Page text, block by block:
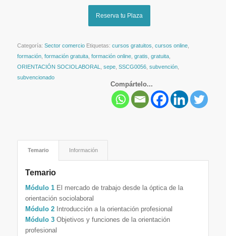
Reserva tu Plaza
Categoría: Sector comercio Etiquetas: cursos gratuitos cursos online,
formación, formación gratuita, formación online, gratis gratuita,
ORIENTACIÓN SOCIOLABORAL
sepe, SSCG0056, subvención,
subvencionado
Compártelo...
Temario Información
Temario
Módulo 1El mercado de trabajo desde la óptica de la
orientación sociolaboral
Módulo 2Introducción a la orientación profesional
Módulo 3Objetivos y funciones de la orientación
profesional